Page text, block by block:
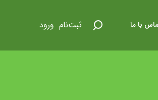
با ما ثبت‌نام ورود